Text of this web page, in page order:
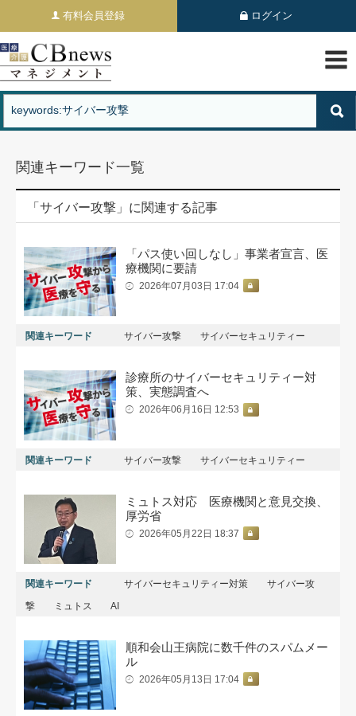
有料会員登録 ログイン
関連キーワード一覧
「サイバー攻撃」に関連する記事
「パス使い回しなし」事業者宣言、医
療機関に要請
2026年07月03日 17:04
関連キーワード サイバー攻撃 サイバーセキュリティー
診療所のサイバーセキュリティー対
策、実態調査へ
2026年06月16日 12:53
関連キーワード サイバー攻撃 サイバーセキュリティー
ミュトス対応 医療機関と意見交換、
厚労省
2026年05月22日 18:37
関連キーワード サイバーセキュリティー対策
サイバー攻
撃
ミュトス AI
順和会山王病院に数千件のスパムメー
ル
2026年05月13日 17:04